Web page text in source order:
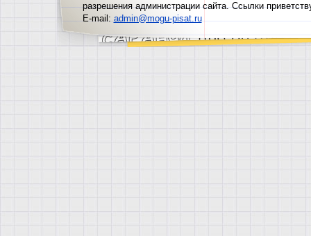
разрешения администрации сайта. Ссылки
E-mail:admin@mogu-pisat.ru